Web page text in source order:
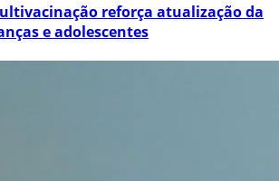
reforça atualização da
e adolescentes